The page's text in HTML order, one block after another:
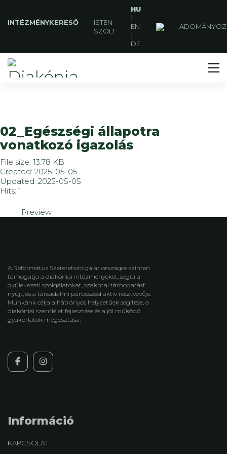
INTÉZMÉNYKERESŐ
ISTEN
SZÓLT
HU
|
EN
|
DE
02_Egészségi állapotra
vonatkozó igazolás
File size: 13.78 KB
Created: 2025-05-05
Updated: 2025-05-05
Hits: 1
Preview
A Református Szeretetszolgálat országos szinten
támogatja a diakóniai intézményeket, segíti a
gyülekezeti szolgálatokat, szakmai támogatást
nyújt, és a társadalmi párbeszéd aktív résztvevője.
Munkánk célja a hátrányos helyzetűek segítése, a
diakóniai szemlélet fejlesztése és a jól működő
gyakorlatok megosztása.
Információ
KAPCSOLAT